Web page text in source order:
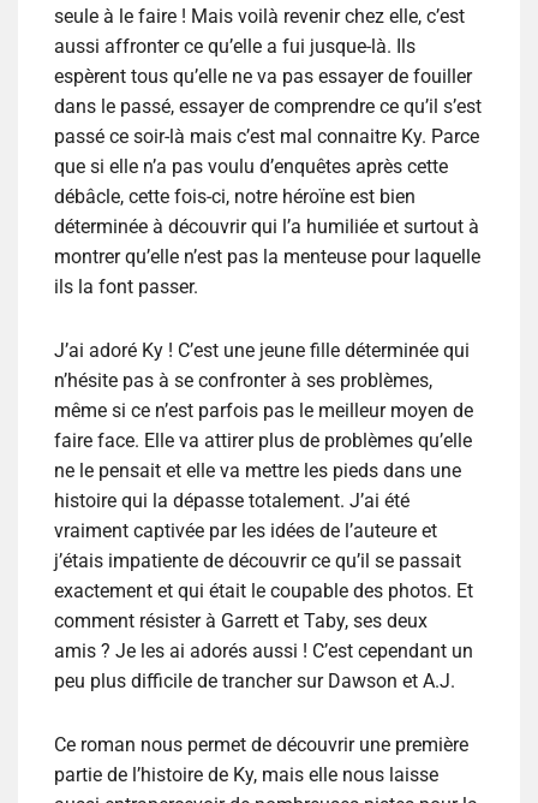
seule à le faire ! Mais voilà revenir chez elle, c’est
aussi affronter ce qu’elle a fui jusque-là. Ils
espèrent tous qu’elle ne va pas essayer de fouiller
dans le passé, essayer de comprendre ce qu’il s’est
passé ce soir-là mais c’est mal connaitre Ky. Parce
que si elle n’a pas voulu d’enquêtes après cette
débâcle, cette fois-ci, notre héroïne est bien
déterminée à découvrir qui l’a humiliée et surtout à
montrer qu’elle n’est pas la menteuse pour laquelle
ils la font passer.
J’ai adoré Ky ! C’est une jeune fille déterminée qui
n’hésite pas à se confronter à ses problèmes,
même si ce n’est parfois pas le meilleur moyen de
faire face. Elle va attirer plus de problèmes qu’elle
ne le pensait et elle va mettre les pieds dans une
histoire qui la dépasse totalement. J’ai été
vraiment captivée par les idées de l’auteure et
j’étais impatiente de découvrir ce qu’il se passait
exactement et qui était le coupable des photos. Et
comment résister à Garrett et Taby, ses deux
amis ? Je les ai adorés aussi ! C’est cependant un
peu plus difficile de trancher sur Dawson et A.J.
Ce roman nous permet de découvrir une première
partie de l’histoire de Ky, mais elle nous laisse